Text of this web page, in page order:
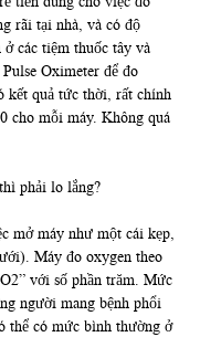
rãi tại nhà, và có độ
các tiệm thuốc tây và
Oximeter để đo
kết quả tức thời, rất chính
cho mỗi máy. Không quá
phải lo lắng?
mở máy như một cái kẹp,
Máy đo oxygen theo
với số phần trăm. Mức
người mang bệnh phổi
thể có mức bình thường ở